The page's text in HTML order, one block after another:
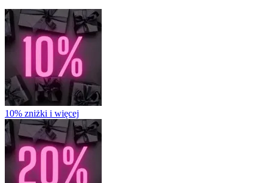
10% zniżki i więcej